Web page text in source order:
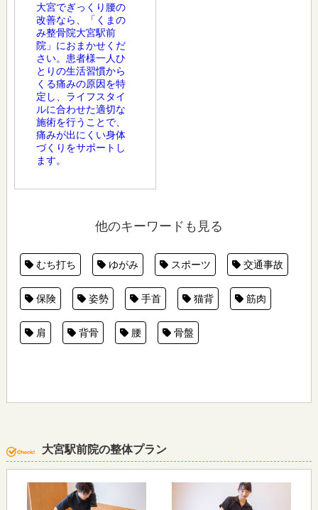
大宮でぎっくり腰の
改善なら、「くまの
み整骨院大宮駅前
院」におまかせくだ
さい。患者様一人ひ
とりの生活習慣から
くる痛みの原因を特
定し、ライフスタイ
ルに合わせた適切な
施術を行うことで、
痛みが出にくい身体
づくりをサポートし
ます。
他のキーワードも見る
むち打ち ゆがみ スポーツ 交通事故
保険 姿勢 手首 猫背 筋肉
肩 背骨 腰 骨盤
大宮駅前院の整体プラン